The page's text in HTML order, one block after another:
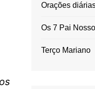
Orações
Os 7 Pai
Terço Mariano